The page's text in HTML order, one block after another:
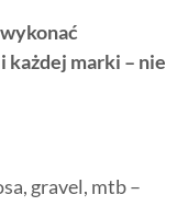
marki – nie
gravel, mtb –